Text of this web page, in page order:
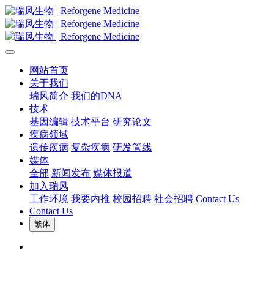
网站首页
关于我们
瑞风简介 我们的DNA
技术
基因编辑 技术平台 研究论文
疾病领域
遗传疾病 复杂疾病 研发管线
媒体
全部 新闻发布 媒体报道
加入瑞风
工作环境 我要内推 校园招聘 社会招聘 Contact Us
Contact Us
繁体